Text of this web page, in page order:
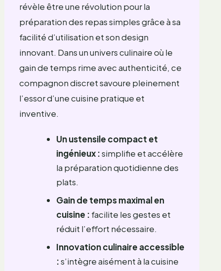
révèle être une révolution pour la
préparation des repas simples grâce à sa
facilité d’utilisation et son design
innovant. Dans un univers culinaire où le
gain de temps rime avec authenticité, ce
compagnon discret savoure pleinement
l’essor d’une cuisine pratique et
inventive.
Un ustensile compact et
ingénieux :simplifie et accélère
la préparation quotidienne des
plats.
Gain de temps maximal en
cuisine : facilite les gestes et
réduit l’effort nécessaire.
Innovation culinaire accessible
:s’intègre aisément à la cuisine